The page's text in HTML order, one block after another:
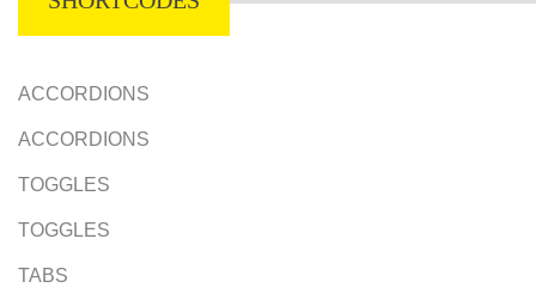
ACCORDIONS
ACCORDIONS
TOGGLES
TOGGLES
TABS